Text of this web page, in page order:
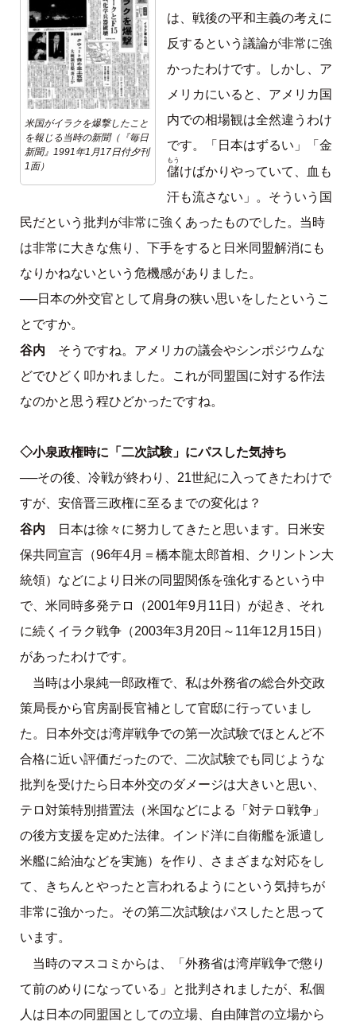
米国がイラクを爆撃したこと
を報じる当時の新聞（『毎日
新聞』1991年1月17日付夕刊
1面）
は、戦後の平和主義の考えに
反するという議論が非常に強
かったわけです。しかし、ア
メリカにいると、アメリカ国
内での相場観は全然違うわけ
です。「日本はずるい」「金
儲
もう
けばかりやっていて、血も
汗も流さない」。そういう国
民だという批判が非常に強くあったものでした。当時
は非常に大きな焦り、下手をすると日米同盟解消にも
なりかねないという危機感がありました。
──日本の外交官として肩身の狭い思いをしたというこ
とですか。
谷内 そうですね。アメリカの議会やシンポジウムな
どでひどく叩かれました。これが同盟国に対する作法
なのかと思う程ひどかったですね。
◇小泉政権時に「二次試験」にパスした気持ち
──その後、冷戦が終わり、21世紀に入ってきたわけで
すが、安倍晋三政権に至るまでの変化は？
谷内 日本は徐々に努力してきたと思います。日米安
保共同宣言（96年4月＝橋本龍太郎首相、クリントン大
統領）などにより日米の同盟関係を強化するという中
で、米同時多発テロ（2001年9月11日）が起き、それ
に続くイラク戦争（2003年3月20日～11年12月15日）
があったわけです。
当時は小泉純一郎政権で、私は外務省の総合外交政
策局長から官房副長官補として官邸に行っていまし
た。日本外交は湾岸戦争での第一次試験でほとんど不
合格に近い評価だったので、二次試験でも同じような
批判を受けたら日本外交のダメージは大きいと思い、
テロ対策特別措置法（米国などによる「対テロ戦争」
の後方支援を定めた法律。インド洋に自衛艦を派遣し
米艦に給油などを実施）を作り、さまざまな対応をし
て、きちんとやったと言われるようにという気持ちが
非常に強かった。その第二次試験はパスしたと思って
います。
当時のマスコミからは、「外務省は湾岸戦争で懲り
て前のめりになっている」と批判されましたが、私個
人は日本の同盟国としての立場、自由陣営の立場から